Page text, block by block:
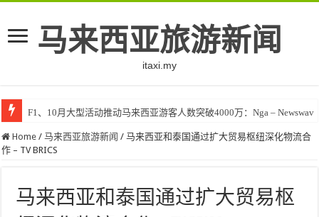
马来西亚旅游新闻
itaxi.my
F1、10月大型活动推动马来西亚游客人数突破4000万：Nga – Newswav
Home / 马来西亚旅游新闻 / 马来西亚和泰国通过扩大贸易枢纽深化物流合
作 – TV BRICS
马来西亚和泰国通过扩大贸易枢